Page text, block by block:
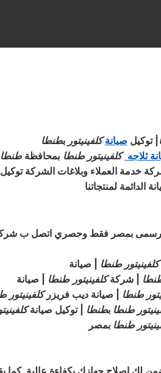
|توكيل صيانة كلفينيتور بطنطا
ثلاجه كلفينيتور طنطا بمحافظة طنطا
خدمة العملاء وبلاغات الشركة
لمنتجاتنا
الرسمى بمصر فقط وحصري اتصل ب
كلفينيتور طنطا | صيانة
| شركة كلفينيتور طنطا
| صيانة
طنطا | صيانة ديب فريزر كلفينيتور
طنطا بطنطا | توكيل صيانة
طنطا بمصر
لك اصلاح جهازك بكفاءة عالية, كما